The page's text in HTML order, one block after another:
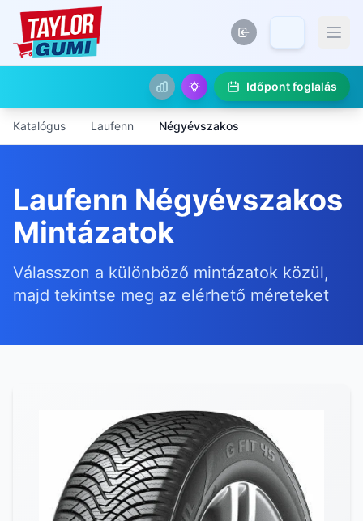
Időpont foglalás
Katalógus Laufenn Négyévszakos
Laufenn Négyévszakos
Mintázatok
Válasszon a különböző mintázatok közül,
majd tekintse meg az elérhető méreteket